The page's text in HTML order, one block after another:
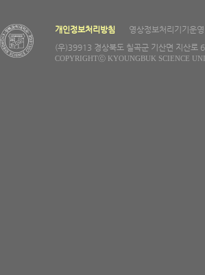
개인정보처리방침 영상정보처리기기운영
(우)39913 경상북도 칠곡군 기산면 지산
COPYRIGHTⓒ KYOUNGBUK SCIENCE